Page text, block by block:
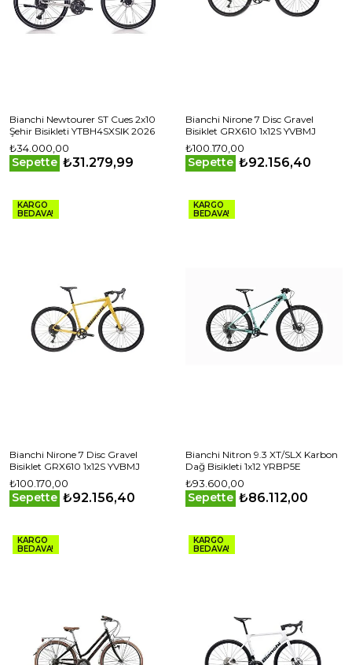
Bianchi Newtourer ST Cues 2x10
Şehir Bisikleti YTBH4SXSIK 2026
₺34.000,00
Sepette ₺31.279,99
Bianchi Nirone 7 Disc Gravel
Bisiklet GRX610 1x12S YVBMJ
₺100.170,00
Sepette ₺92.156,40
KARGO
BEDAVA!
Bianchi Nirone 7 Disc Gravel
Bisiklet GRX610 1x12S YVBMJ
₺100.170,00
Sepette ₺92.156,40
KARGO
BEDAVA!
Bianchi Nitron 9.3 XT/SLX Karbon
Dağ Bisikleti 1x12 YRBP5E
₺93.600,00
Sepette ₺86.112,00
KARGO
BEDAVA!
KARGO
BEDAVA!